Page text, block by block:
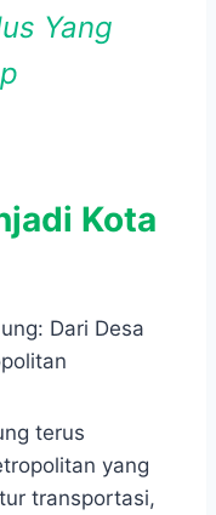
Yang
Kota
terus
yang
transportasi,